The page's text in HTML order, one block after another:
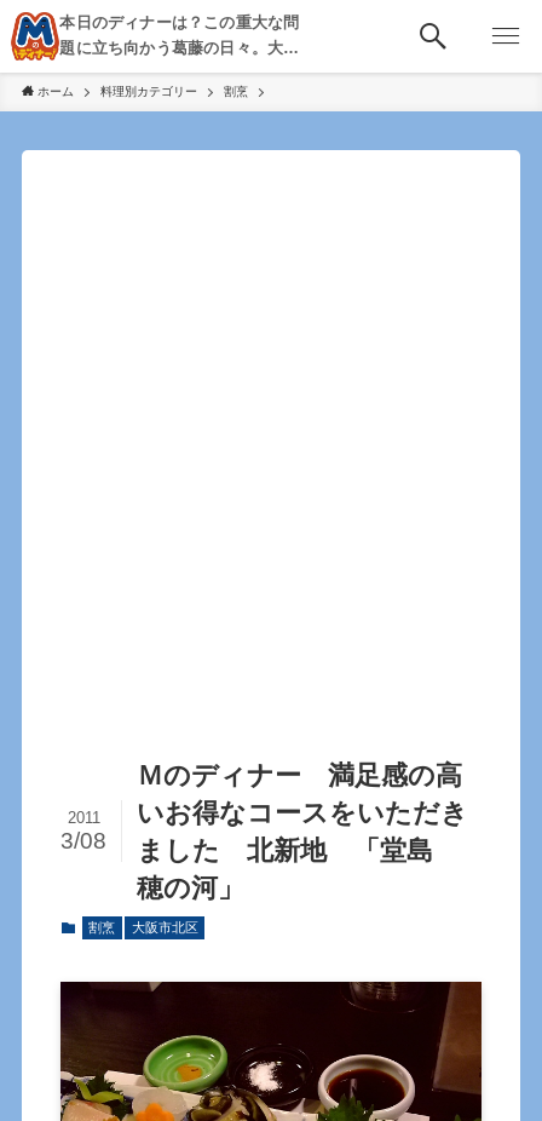
本日のディナーは？この重大な問
題に立ち向かう葛藤の日々。大
阪・京都・神戸を中心とした食べ
歩き、飲み歩きを綴る。
ホーム 料理別カテゴリー 割烹
Ｍのディナー 満足感の高
いお得なコースをいただき
ました 北新地 「堂島
穂の河」
2011
3/08
割烹 大阪市北区